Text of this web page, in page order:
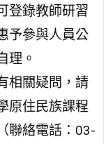
登錄教師研習
予參與人員公
理。
相關疑問，請
原住民族課程
聯絡電話：03-